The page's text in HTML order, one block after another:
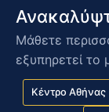
Μάθετε
εξυπηρετεί το
Κέντρο Αθήνας